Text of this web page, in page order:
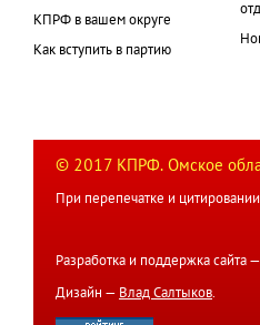
КПРФ в вашем округе
Как вступить в партию
© 2017 КПРФ. Омское
При перепечатке и
Разработка и поддержка сайта —
Дизайн — Влад Салтыков.